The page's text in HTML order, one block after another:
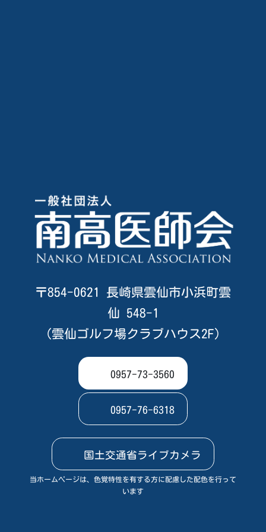
〒854-0621 長崎県雲仙市小浜町雲
仙 548-1
（雲仙ゴルフ場クラブハウス2F）
0957-73-3560
0957-76-6318
国土交通省ライブカメラ
当ホームページは、色覚特性を有する方に配慮した配色を行って
います